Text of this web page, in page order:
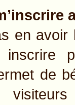
en avoir
de